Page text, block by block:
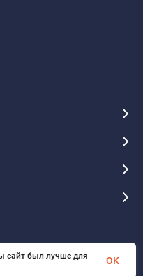
из Екатеринбурга
30000 руб. Отправляем по
России.
сайт был лучше для
OK